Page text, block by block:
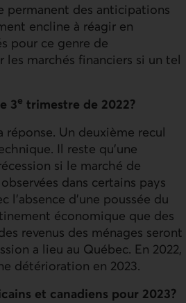
permanent des anticipations
encline à réagir en
pour ce genre de
marchés financiers si un tel
3e trimestre de 2022?
Un deuxième recul
Il reste qu’une
si le marché de
dans certains pays
l’absence d’une poussée du
économique que des
revenus des ménages seront
a lieu au Québec. En 2022,
détérioration en 2023.
et canadiens pour 2023?